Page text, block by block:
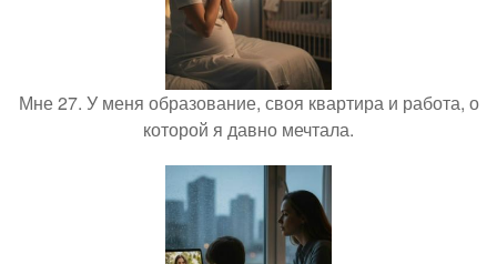
Мне 27. У меня образование, своя квартира и работа, о
которой я давно мечтала.